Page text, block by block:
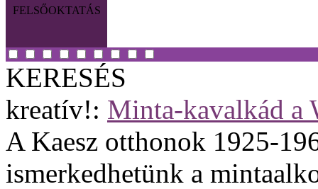
FELSŐOKTATÁS
KERESÉS
kreatív!: Minta-kavalkád a
A Kaesz otthonok 1925-
ismerkedhetünk a